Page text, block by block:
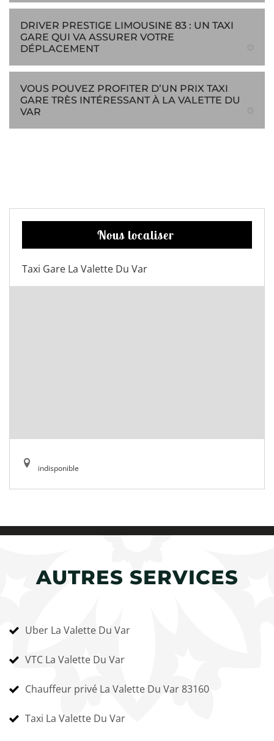
DRIVER PRESTIGE LIMOUSINE 83 : UN TAXI
GARE QUI VA ASSURER VOTRE
DÉPLACEMENT
VOUS POUVEZ PROFITER D’UN PRIX TAXI
GARE TRÈS INTÉRESSANT À LA VALETTE DU
VAR
Nous localiser
Taxi Gare La Valette Du Var
indisponible
AUTRES SERVICES
Uber La Valette Du Var
VTC La Valette Du Var
Chauffeur privé La Valette Du Var 83160
Taxi La Valette Du Var